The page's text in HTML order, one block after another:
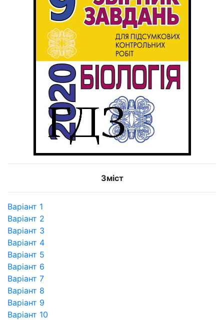
Зміст
Варіант 1
Варіант 2
Варіант 3
Варіант 4
Варіант 5
Варіант 6
Варіант 7
Варіант 8
Варіант 9
Варіант 10